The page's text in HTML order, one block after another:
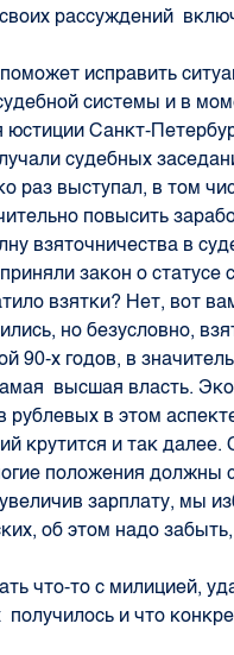
рассуждений
исправить
системы и в
Санкт-
судебных
раз выступал, в том
повысить
взяточничества в
закон о статусе
взятки? Нет, вот
но безусловно,
90-х годов, в
высшая власть.
в этом
крутится и так
положения должны
зарплату, мы
об этом надо
что-то с милицией,
и что